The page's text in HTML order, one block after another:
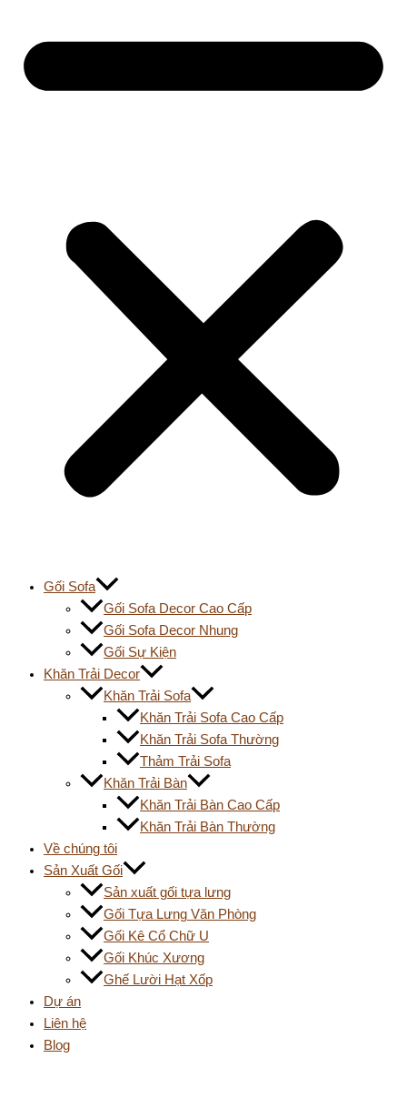
Gối Sofa
Gối Sofa Decor Cao Cấp
Gối Sofa Decor Nhung
Gối Sự Kiện
Khăn Trải Decor
Khăn Trải Sofa
Khăn Trải Sofa Cao Cấp
Khăn Trải Sofa Thường
Thảm Trải Sofa
Khăn Trải Bàn
Khăn Trải Bàn Cao Cấp
Khăn Trải Bàn Thường
Về chúng tôi
Sản Xuất Gối
Sản xuất gối tựa lưng
Gối Tựa Lưng Văn Phòng
Gối Kê Cổ Chữ U
Gối Khúc Xương
Ghế Lười Hạt Xốp
Dự án
Liên hệ
Blog